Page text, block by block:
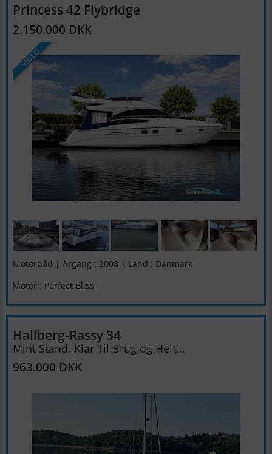
Princess 42 Flybridge
2.150.000 DKK
VIDEO
Motorbåd | Årgang : 2008 | Land : Danmark
Motor : Perfect Bliss
Hallberg-Rassy 34
Mint Stand. Klar Til Brug og Helt...
963.000 DKK